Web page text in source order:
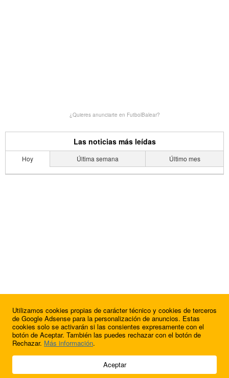
¿Quieres anunciarte en FutbolBalear?
Las noticias más leídas
Hoy Última semana Último mes
© 2009 - 2026 Soluciones Corporativas IP, SL.
Utilizamos cookies propias de carácter técnico y cookies de terceros
de Google Adsense para la personalización de anuncios. Estas
cookies solo se activarán si las consientes expresamente con el
botón de Aceptar. También las puedes rechazar con el botón de
Rechazar. Más información.
Aceptar